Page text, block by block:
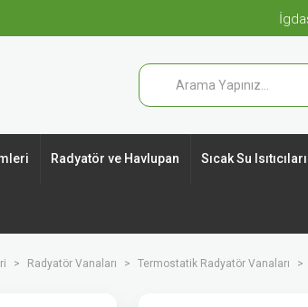
Radyatör ve Havlupan Sıcak Su Isıtıcıları
Radyatör Vanaları Termostatik Radyatör Vanaları